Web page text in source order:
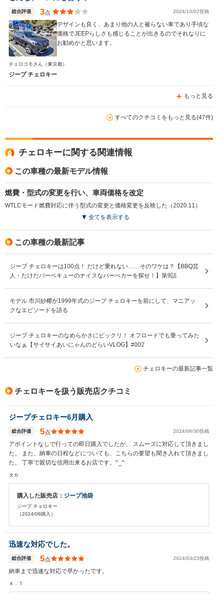
総合評価 3点 2024/10/02投稿
デザインも良く、あまり他の人と被らない車であり手頃な
価格でJEEPらしさも感じることが出きるのでそれなりに
お勧めかと思います。
チェロコモさん （東京都）
ジープ チェロキー
もっと見る
すべてのクチコミをもっと見る(47件)
チェロキーに関する関連情報
この車種の最新モデル情報
燃費・型式の変更を行い、車両価格を改定
WTLCモード燃費対応に伴う型式の変更と価格変更を反映した（2020.11）
全てを表示する
この車種の最新記事
ジープ チェロキーは100点！ だけど乗れない……そのワケは？【BBQ芸
人・たけだバーベキューのナイスなバーべカーを探せ！】第9話
モデル 市川紗椰が1999年式のジープ チェロキーを前にして、マニアッ
クなエピソードを語る
ジープ チェロキーのなめらかさにビックリ！ オフロードでも乗ってみた
いなぁ【サイサイあいにゃんのどらいVLOG】#002
チェロキーの最新記事一覧
チェロキーを扱う販売店クチコミ
ジープチェロキー6月購入
総合評価 5点 2024/06/30投稿
アポイントなしで行っての即日購入でしたが、 スムーズに対応して頂きまし
た。 また、納車の日程などについても、こちらの要望も聞き入れて頂きまし
た。 丁寧で親切な信用出来るお店です。^_^
タカ
購入した販売店： ジープ池袋
ジープ チェロキー
（2024/06購入）
迅速な対応でした。
総合評価 5点 2024/03/23投稿
納車まで迅速な対応で早かったです。
Ａ．Ｔ